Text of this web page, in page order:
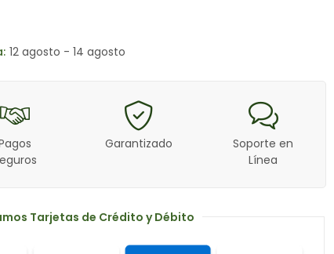
12 agosto - 14 agosto
Garantizado
Soporte en
Línea
Tarjetas de Crédito y Débito